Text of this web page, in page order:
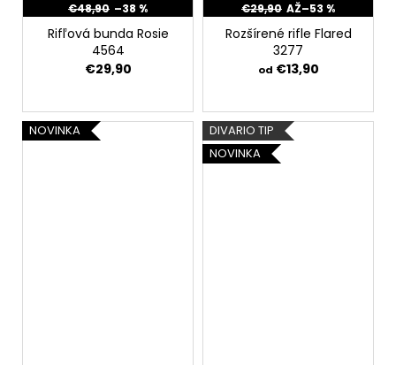
€48,90 –38 %
Rifľová bunda Rosie
4564
€29,90
€29,90 AŽ–53 %
Rozšírené rifle Flared
3277
od €13,90
NOVINKA
DIVARIO TIP
NOVINKA